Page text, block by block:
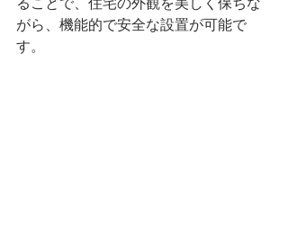
ることで、住宅の外観を美しく保ちな
がら、機能的で安全な設置が可能で
す。